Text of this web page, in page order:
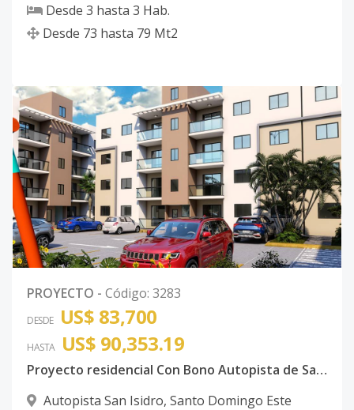
Desde 3 hasta 3 Hab.
Desde 73 hasta 79 Mt2
PROYECTO - Código: 3283
DESDE US$ 83,700
HASTA US$ 90,353.19
Proyecto residencial Con Bono Autopista de San Isidro
Autopista San Isidro, Santo Domingo Este